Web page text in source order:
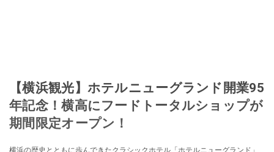
【横浜観光】ホテルニューグランド開業95
年記念！横高にフードトータルショップが
期間限定オープン！
横浜の歴史とともに歩んできたクラシックホテル「ホテルニューグランド」